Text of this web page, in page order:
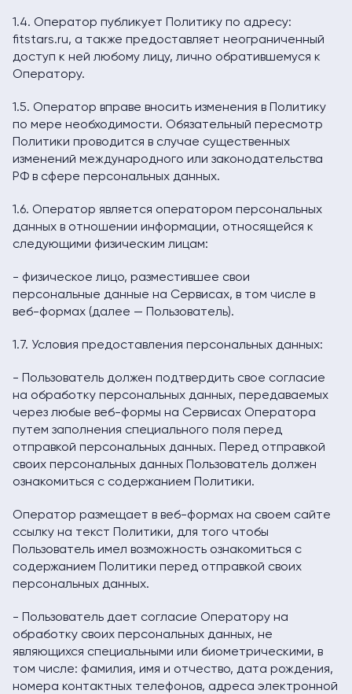
1.4. Оператор публикует Политику по адресу:
fitstars.ru, а также предоставляет неограниченный
доступ к ней любому лицу, лично обратившемуся к
Оператору.
1.5. Оператор вправе вносить изменения в Политику
по мере необходимости. Обязательный пересмотр
Политики проводится в случае существенных
изменений международного или законодательства
РФ в сфере персональных данных.
1.6. Оператор является оператором персональных
данных в отношении информации, относящейся к
следующими физическим лицам:
- физическое лицо, разместившее свои
персональные данные на Сервисах, в том числе в
веб-формах (далее — Пользователь).
1.7. Условия предоставления персональных данных:
- Пользователь должен подтвердить свое согласие
на обработку персональных данных, передаваемых
через любые веб-формы на Сервисах Оператора
путем заполнения специального поля перед
отправкой персональных данных. Перед отправкой
своих персональных данных Пользователь должен
ознакомиться с содержанием Политики.
Оператор размещает в веб-формах на своем сайте
ссылку на текст Политики, для того чтобы
Пользователь имел возможность ознакомиться с
содержанием Политики перед отправкой своих
персональных данных.
- Пользователь дает согласие Оператору на
обработку своих персональных данных, не
являющихся специальными или биометрическими, в
том числе: фамилия, имя и отчество, дата рождения,
номера контактных телефонов, адреса электронной